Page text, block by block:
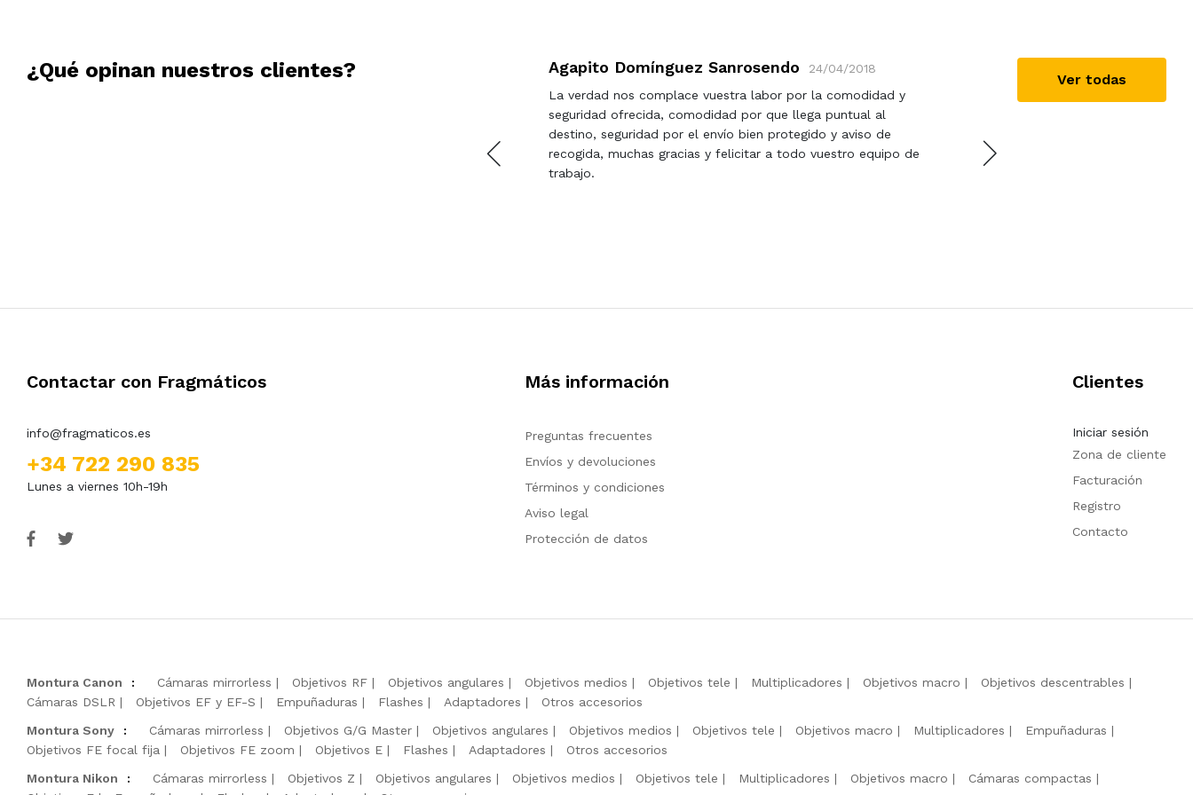
¿Qué opinan nuestros clientes?
João Pereira
16/08/2021
Agapito Domínguez Sanrosendo
24/04/2018
La verdad nos complace vuestra labor por la comodidad y
seguridad ofrecida, comodidad por que llega puntual al
destino, seguridad por el envío bien protegido y aviso de
recogida, muchas gracias y felicitar a todo vuestro equipo de
trabajo.
Ver todas
Contactar con Fragmáticos
info@fragmaticos.es
+34 722 290 835
Lunes a viernes 10h-19h
Más información
Preguntas frecuentes
Envíos y devoluciones
Términos y condiciones
Aviso legal
Protección de datos
Clientes
Iniciar sesión
Zona de cliente
Facturación
Registro
Contacto
Montura Canon : Cámaras mirrorless Objetivos RF Objetivos angulares Objetivos medios Objetivos tele Multiplicadores Objetivos macro
Objetivos descentrables
Cámaras DSLR
Objetivos EF y EF-S Empuñaduras Flashes Adaptadores
Otros accesorios
Montura Sony
: Cámaras mirrorless Objetivos G/G Master Objetivos angulares Objetivos medios Objetivos tele Objetivos macro Multiplicadores
Empuñaduras
Objetivos FE focal fija
Objetivos FE zoom Objetivos E Flashes Adaptadores
Otros accesorios
Montura Nikon
: Cámaras mirrorless Objetivos Z Objetivos angulares Objetivos medios Objetivos tele Multiplicadores Objetivos macro
Cámaras compactas